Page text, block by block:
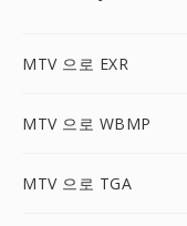
MTV 으로 EXR
MTV 으로 WBMP
MTV 으로 TGA